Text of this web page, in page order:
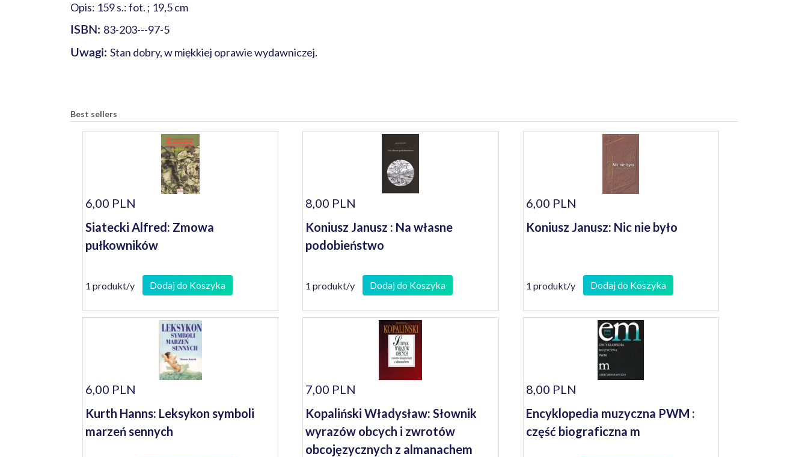
Opis: 159 s.: fot. ; 19,5 cm
ISBN: 83-203---97-5
Uwagi: Stan dobry, w miękkiej oprawie wydawniczej.
Best sellers
6,00 PLN
Siatecki Alfred: Zmowa
pułkowników
1 produkt/y Dodaj do Koszyka
8,00 PLN
Koniusz Janusz : Na własne
podobieństwo
1 produkt/y Dodaj do Koszyka
6,00 PLN
Koniusz Janusz: Nic nie było
1 produkt/y Dodaj do Koszyka
6,00 PLN
Kurth Hanns: Leksykon symboli
marzeń sennych
7,00 PLN
Kopaliński Władysław: Słownik
wyrazów obcych i zwrotów
obcojęzycznych z almanachem
8,00 PLN
Encyklopedia muzyczna PWM :
część biograficzna m